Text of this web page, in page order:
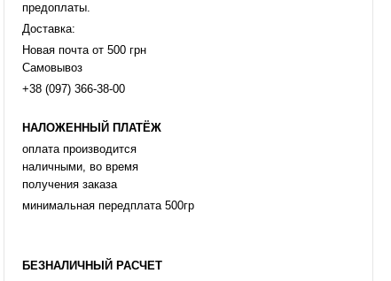
предоплаты.
Доставка:
Новая почта от 500 грн
Самовывоз
+38 (097) 366-38-00
НАЛОЖЕННЫЙ ПЛАТЁЖ
оплата производится
наличными, во время
получения заказа
минимальная передплата 500гр
БЕЗНАЛИЧНЫЙ РАСЧЕТ